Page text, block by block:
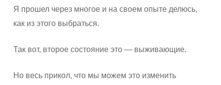
Я прошел через многое и на своем опыте делюсь,
как из этого выбраться.
Так вот, второе состояние это — выживающие.
Но весь прикол, что мы можем это изменить